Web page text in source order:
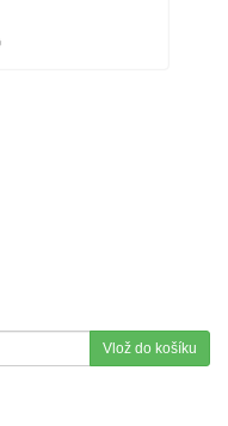
Vlož do košíku